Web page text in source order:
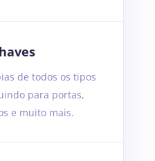
de todos os tipos
para portas,
e muito mais.